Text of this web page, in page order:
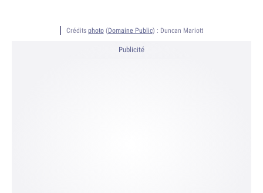
Crédits photo(Domaine Public) : Duncan Mariott
Publicité